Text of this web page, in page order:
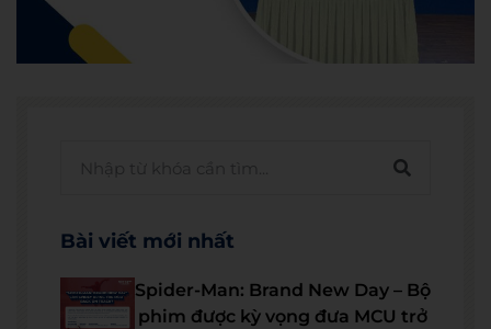
Bài viết mới nhất
Spider-Man: Brand New Day – Bộ
phim được kỳ vọng đưa MCU trở